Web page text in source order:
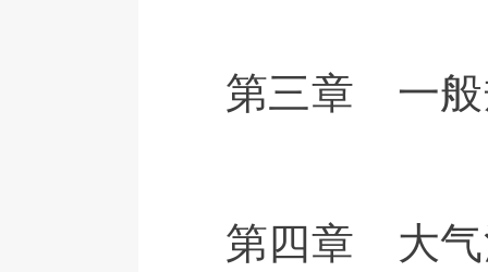
第三章 一般
第四章 大气